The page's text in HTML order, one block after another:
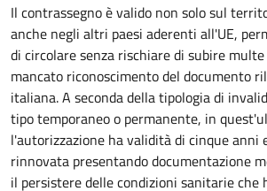
Il contrassegno è valido non solo sul
anche negli altri paesi aderenti all'UE,
di circolare senza rischiare di subire
mancato riconoscimento del documento
italiana. A seconda della tipologia di
tipo temporaneo o permanente, in
l'autorizzazione ha validità di cinque anni
rinnovata presentando documentazione
il persistere delle condizioni sanitarie che